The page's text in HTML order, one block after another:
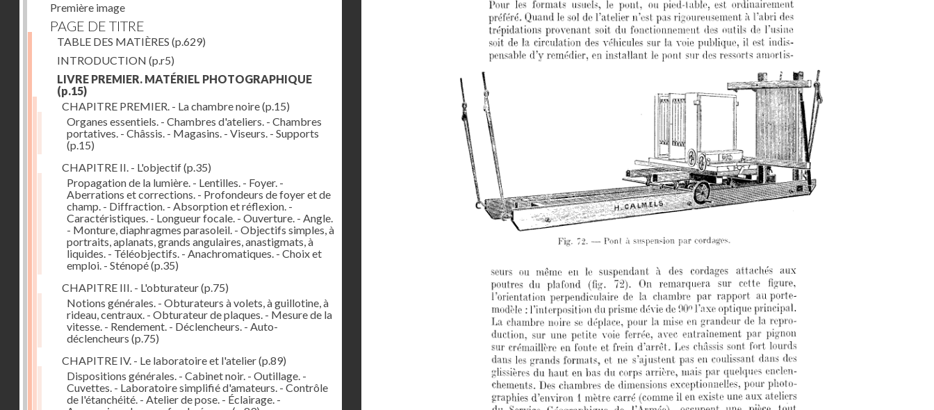
Première image
PAGE DE TITRE
TABLE DES MATIÈRES (p.629)
INTRODUCTION (p.r5)
LIVRE PREMIER. MATÉRIEL PHOTOGRAPHIQUE
(p.15)
CHAPITRE PREMIER. - La chambre noire(p.15)
Organes essentiels. - Chambres d'ateliers. - Chambres
portatives. - Châssis. - Magasins. - Viseurs. - Supports
(p.15)
CHAPITRE II. - L'objectif(p.35)
Propagation de la lumière. - Lentilles. - Foyer. -
Aberrations et corrections. - Profondeurs de foyer et de
champ. - Diffraction. - Absorption et réflexion. -
Caractéristiques. - Longueur focale. - Ouverture. - Angle.
- Monture, diaphragmes parasoleil. - Objectifs simples, à
portraits, aplanats, grands angulaires, anastigmats, à
liquides. - Téléobjectifs. - Anachromatiques. - Choix et
emploi. - Sténopé(p.35)
CHAPITRE III. - L'obturateur(p.75)
Notions générales. - Obturateurs à volets, à guillotine, à
rideau, centraux. - Obturateur de plaques. - Mesure de la
vitesse. - Rendement. - Déclencheurs. - Auto-
déclencheurs (p.75)
CHAPITRE IV. - Le laboratoire et l'atelier(p.89)
Dispositions générales. - Cabinet noir. - Outillage. -
Cuvettes. - Laboratoire simplifié d'amateurs. - Contrôle
de l'étanchéité. - Atelier de pose. - Éclairage. -